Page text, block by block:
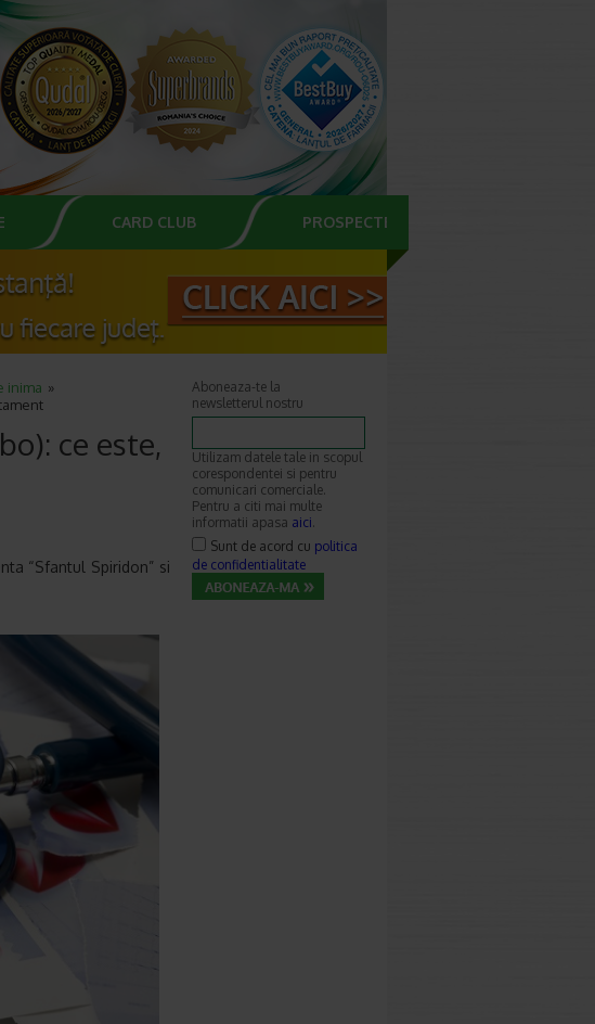
CARD CLUB PROSPECTE
inima
ce este,
“Sfantul Spiridon” si
Aboneaza-te la
newsletterul nostru
Utilizam datele tale in scopul
corespondentei si pentru
comunicari comerciale.
Pentru a citi mai multe
informatii apasa aici.
Sunt de acord cu politica
de confidentialitate